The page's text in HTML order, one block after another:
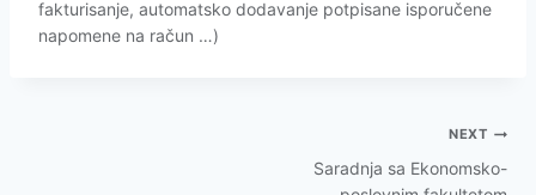
fakturisanje, automatsko dodavanje potpisane isporučene
napomene na račun …)
NEXT
Saradnja sa Ekonomsko-